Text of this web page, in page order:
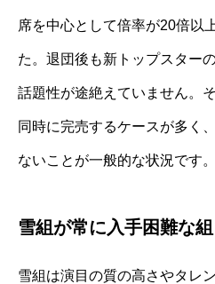
席を中心として倍率が20倍以
た。退団後も新トップスター
話題性が途絶えていません。
同時に完売するケースが多く
ないことが一般的な状況です。
雪組が常に入手困難な
雪組は演目の質の高さやタレ